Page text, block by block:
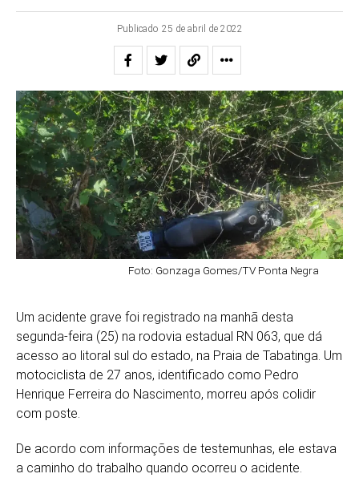
Publicado 25 de abril de 2022
Foto: Gonzaga Gomes/TV Ponta Negra
Um acidente grave foi registrado na manhã desta
segunda-feira (25) na rodovia estadual RN 063, que dá
acesso ao litoral sul do estado, na Praia de Tabatinga. Um
motociclista de 27 anos, identificado como Pedro
Henrique Ferreira do Nascimento, morreu após colidir
com poste.
De acordo com informações de testemunhas, ele estava
a caminho do trabalho quando ocorreu o acidente.